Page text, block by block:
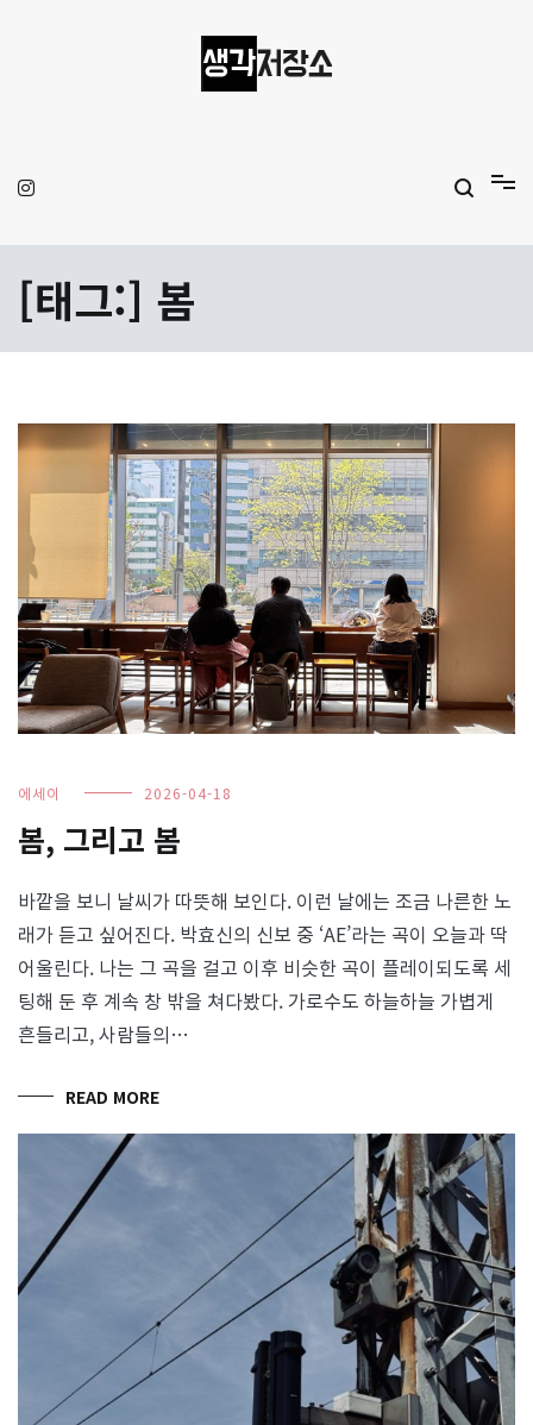
[태그:] 봄
에세이 2026-04-18
봄, 그리고 봄
바깥을 보니 날씨가 따뜻해 보인다. 이런 날에는 조금 나른한 노
래가 듣고 싶어진다. 박효신의 신보 중 ‘AE’라는 곡이 오늘과 딱
어울린다. 나는 그 곡을 걸고 이후 비슷한 곡이 플레이되도록 세
팅해 둔 후 계속 창 밖을 쳐다봤다. 가로수도 하늘하늘 가볍게
흔들리고, 사람들의…
READ MORE